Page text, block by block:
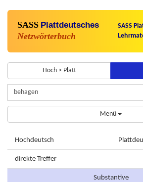
SASS Plattdeutsches
Netzwörterbuch
SASS
Hoch > Platt
Menü
Hochdeutsch
direkte Treffer
Substantive